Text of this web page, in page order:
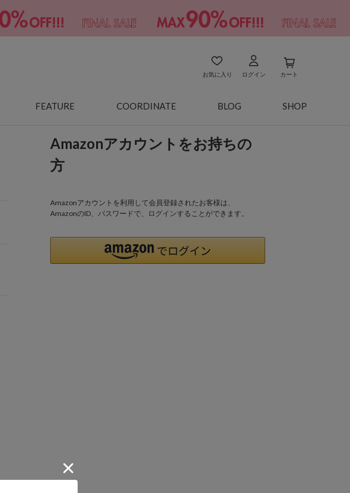
お気に入り ログイン カート
FEATURE COORDINATE BLOG SHOP
Amazonアカウントをお持ちの
方
Amazonアカウントを利用して会員登録されたお客様は、
AmazonのID、パスワードで、ログインすることができます。